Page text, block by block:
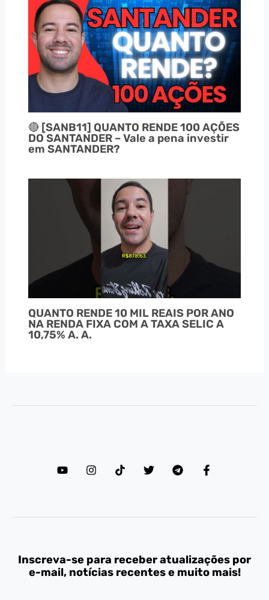
🔴 [SANB11] QUANTO RENDE 100 AÇÕES
DO SANTANDER – Vale a pena investir
em SANTANDER?
QUANTO RENDE 10 MIL REAIS POR ANO
NA RENDA FIXA COM A TAXA SELIC A
10,75% A. A.
Inscreva-se para receber atualizações por
e-mail, notícias recentes e muito mais!